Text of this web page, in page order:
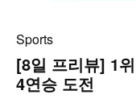
Sports
[8일 프리뷰] 1
4연승 도전